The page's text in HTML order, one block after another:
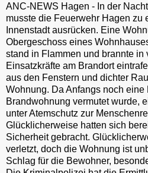
ANC-NEWS Hagen - In der
musste die Feuerwehr Hagen zu
Innenstadt ausrücken. Eine
Obergeschoss eines
stand in Flammen und brannte
Einsatzkräfte am Brandort
aus den Fenstern und dichter
Wohnung. Da Anfangs noch eine
Brandwohnung vermutet wurde,
unter Atemschutz zur
Glücklicherweise hatten sich
Sicherheit gebracht.
verletzt, doch die Wohnung ist
Schlag für die Bewohner,